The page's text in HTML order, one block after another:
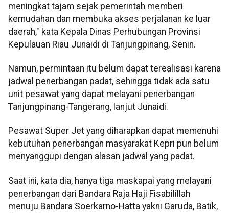
meningkat tajam sejak pemerintah memberi
kemudahan dan membuka akses perjalanan ke luar
daerah," kata Kepala Dinas Perhubungan Provinsi
Kepulauan Riau Junaidi di Tanjungpinang, Senin.
Namun, permintaan itu belum dapat terealisasi karena
jadwal penerbangan padat, sehingga tidak ada satu
unit pesawat yang dapat melayani penerbangan
Tanjungpinang-Tangerang, lanjut Junaidi.
Pesawat Super Jet yang diharapkan dapat memenuhi
kebutuhan penerbangan masyarakat Kepri pun belum
menyanggupi dengan alasan jadwal yang padat.
Saat ini, kata dia, hanya tiga maskapai yang melayani
penerbangan dari Bandara Raja Haji Fisabilillah
menuju Bandara Soerkarno-Hatta yakni Garuda, Batik,